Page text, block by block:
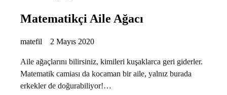
Matematikçi Aile Ağacı
matefil 2 Mayıs 2020
Aile ağaçlarını bilirsiniz, kimileri kuşaklarca geri giderler.
Matematik camiası da kocaman bir aile, yalnız burada
erkekler de doğurabiliyor!…